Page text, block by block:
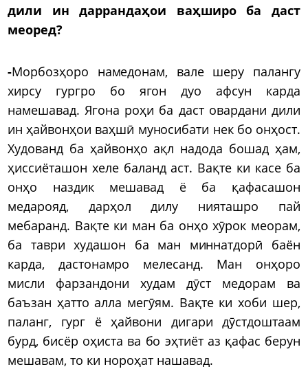
дили ин даррандаҳои ваҳширо ба даст
меоред?
-Морбозҳоро намедонам, вале шеру палангу
хирсу гургро бо ягон дуо афсун карда
намешавад. Ягона роҳи ба даст овардани дили
ин ҳайвонҳои ваҳшӣ муносибати нек бо онҳост.
Худованд ба ҳайвонҳо ақл надода бошад ҳам,
ҳиссиёташон хеле баланд аст. Вақте ки касе ба
онҳо наздик мешавад ё ба қафасашон
медарояд, дарҳол дилу нияташро пай
мебаранд. Вақте ки ман ба онҳо хӯрок меорам,
ба таври худашон ба ман миннатдорӣ баён
карда, дастонамро мелесанд. Ман онҳоро
мисли фарзандони худам дӯст медорам ва
баъзан ҳатто алла мегӯям. Вақте ки хоби шер,
паланг, гург ё ҳайвони дигари дӯстдоштаам
бурд, бисёр оҳиста ва бо эҳтиёт аз қафас берун
мешавам, то ки нороҳат нашавад.